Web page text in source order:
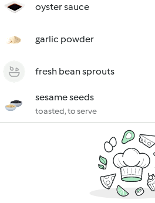
oyster sauce
garlic powder
fresh bean sprouts
sesame seeds
toasted, to serve